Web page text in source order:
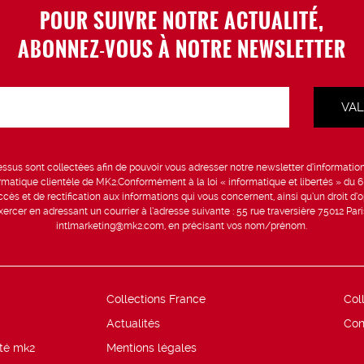
POUR SUIVRE NOTRE ACTUALITÉ,
ABONNEZ-VOUS À NOTRE NEWSLETTER
sont collectées afin de pouvoir vous adresser notre newsletter
clientèle de MK2.Conformément à la loi « informatique et libertés » du
et de rectification aux informations qui vous concernent, ainsi qu’un droit
en adressant un courrier à l’adresse suivante : 55 rue traversière 75012
intlmarketing@mk2.com, en précisant vos nom/prénom.
Collections France
Actualités
mk2
Mentions légales